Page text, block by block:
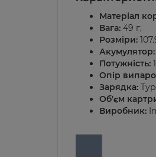
Матеріал
Вага: 49 г;
Розміри:
Акумулятор:
Потужність:
Опір
Зарядка:
Об'єм
Виробник: